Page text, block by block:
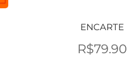
ENCARTE
R$79.90